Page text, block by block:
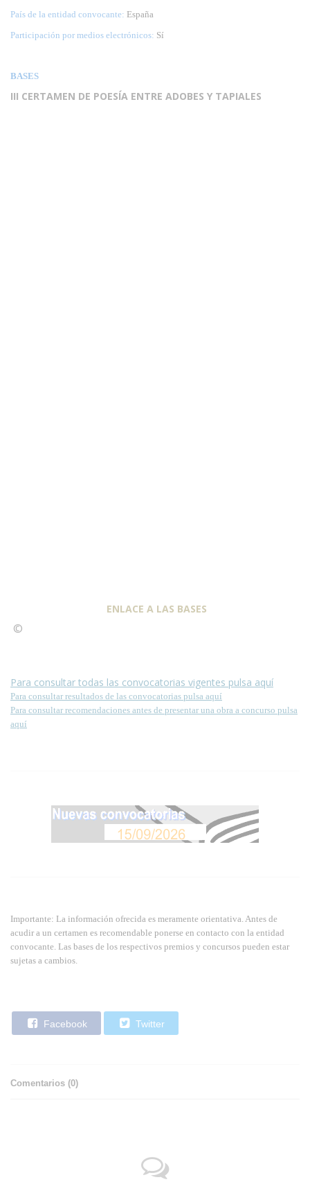
País de la entidad convocante: España
Participación por medios electrónicos: Sí
BASES
III CERTAMEN DE POESÍA ENTRE ADOBES Y TAPIALES
ENLACE A LAS BASES
©
Para consultar todas las convocatorias vigentes pulsa aquí
Para consultar resultados de las convocatorias pulsa aquí
Para consultar recomendaciones antes de presentar una obra a concurso pulsa
aquí
Importante: La información ofrecida es meramente orientativa. Antes de
acudir a un certamen es recomendable ponerse en contacto con la entidad
convocante. Las bases de los respectivos premios y concursos pueden estar
sujetas a cambios.
Facebook Twitter
Comentarios (0)